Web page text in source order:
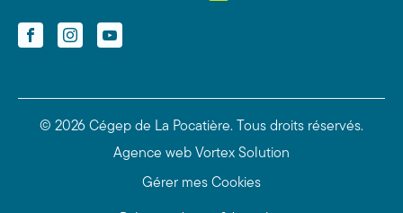
FacebookInstagramYouTube
© 2026 Cégep de La Pocatière.
Tous droits réservés.
Agence web Vortex Solution
Gérer mes Cookies